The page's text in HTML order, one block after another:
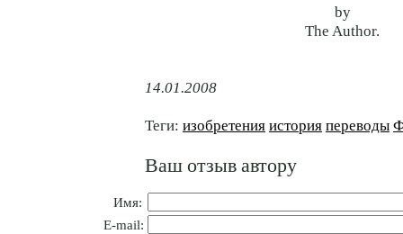
by
The Author.
14.01.2008
Теги: изобретения история переводы
Ваш отзыв автору
Имя:
E-mail: